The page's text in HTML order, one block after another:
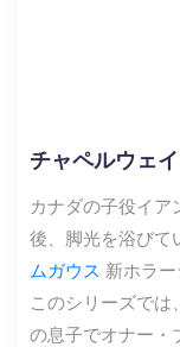
チャペルウェ
カナダの子役イ
後、脚光を浴びて
ムガウス 新ホラ
このシリーズで
の息子でオナー・